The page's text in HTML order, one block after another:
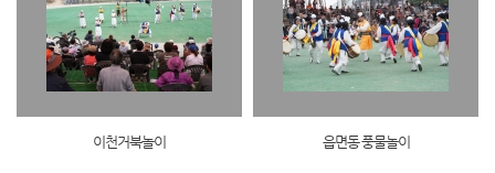
이천거북놀이 읍면동 풍물놀이